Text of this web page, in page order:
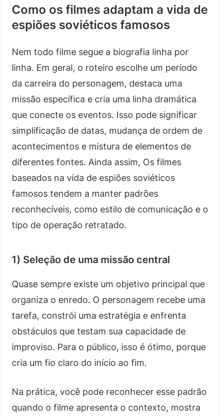
Como os filmes adaptam a vida de
espiões soviéticos famosos
Nem todo filme segue a biografia linha por
linha. Em geral, o roteiro escolhe um período
da carreira do personagem, destaca uma
missão específica e cria uma linha dramática
que conecte os eventos. Isso pode significar
simplificação de datas, mudança de ordem de
acontecimentos e mistura de elementos de
diferentes fontes. Ainda assim, Os filmes
baseados na vida de espiões soviéticos
famosos tendem a manter padrões
reconhecíveis, como estilo de comunicação e o
tipo de operação retratado.
1) Seleção de uma missão central
Quase sempre existe um objetivo principal que
organiza o enredo. O personagem recebe uma
tarefa, constrói uma estratégia e enfrenta
obstáculos que testam sua capacidade de
improviso. Para o público, isso é ótimo, porque
cria um fio claro do início ao fim.
Na prática, você pode reconhecer esse padrão
quando o filme apresenta o contexto, mostra